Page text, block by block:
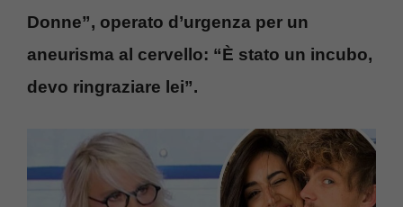
Donne”, operato d’urgenza per un
aneurisma al cervello: “È stato un incubo,
devo ringraziare lei”.